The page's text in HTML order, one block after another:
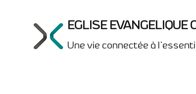
EGLISE EVANGELIQUE
Une vie connectée à